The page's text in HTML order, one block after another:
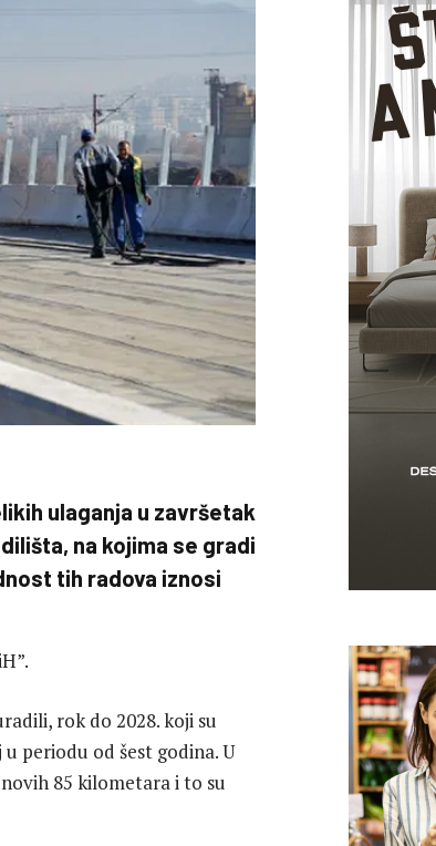
ulaganja u završetak
na kojima se gradi
tih radova iznosi
rok do 2028. koji su
periodu od šest godina. U
85 kilometara i to su